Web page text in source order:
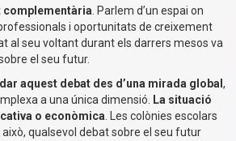
complementària . Parlem d’un espai on
i oportunitats de creixement
al seu voltant durant els darrers mesos va
el seu futur.
aquest debat des d’una mirada global ,
a una única dimensió.
La situació
o econòmica . Les colònies escolars
qualsevol debat sobre el seu futur